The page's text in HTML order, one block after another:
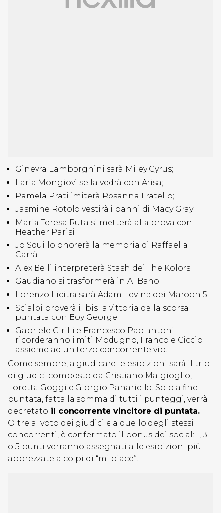
Ginevra Lamborghini sarà Miley Cyrus;
Ilaria Mongiovì se la vedrà con Arisa;
Pamela Prati imiterà Rosanna Fratello;
Jasmine Rotolo vestirà i panni di Macy Gray;
Maria Teresa Ruta si metterà alla prova con
Heather Parisi;
Jo Squillo onorerà la memoria di Raffaella
Carrà;
Alex Belli interpreterà Stash dei The Kolors;
Gaudiano si trasformerà in Al Bano;
Lorenzo Licitra sarà Adam Levine dei Maroon 5;
Scialpi proverà il bis la vittoria della scorsa
puntata con Boy George;
Gabriele Cirilli e Francesco Paolantoni
ricorderanno i miti Modugno, Franco e Ciccio
assieme ad un terzo concorrente vip.
Come sempre, a giudicare le esibizioni sarà il trio
di giudici composto da Cristiano Malgioglio,
Loretta Goggi e Giorgio Panariello. Solo a fine
puntata, fatta la somma di tutti i punteggi, verrà
decretato il concorrente vincitore di puntata.
Oltre al voto dei giudici e a quello degli stessi
concorrenti, è confermato il bonus dei social: 1, 3
o 5 punti verranno assegnati alle esibizioni più
apprezzate a colpi di “mi piace”.